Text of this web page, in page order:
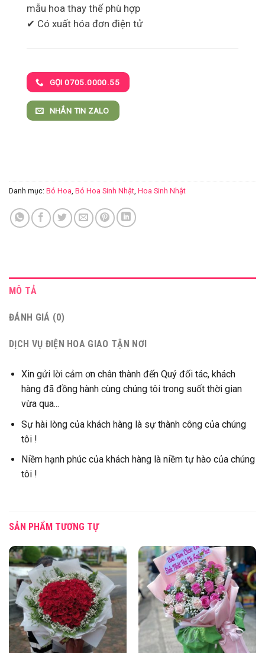
mẫu hoa thay thế phù hợp
✔ Có xuất hóa đơn điện tử
GỌI 0705.0000.55
NHẮN TIN ZALO
Danh mục: Bó Hoa, Bó Hoa Sinh Nhật, Hoa Sinh Nhật
MÔ TẢ
ĐÁNH GIÁ (0)
DỊCH VỤ ĐIỆN HOA GIAO TẬN NƠI
Xin gửi lời cảm ơn chân thành đến Quý đối tác, khách
hàng đã đồng hành cùng chúng tôi trong suốt thời gian
vừa qua...
Sự hài lòng của khách hàng là sự thành công của chúng
tôi !
Niềm hạnh phúc của khách hàng là niềm tự hào của chúng
tôi !
SẢN PHẨM TƯƠNG TỰ